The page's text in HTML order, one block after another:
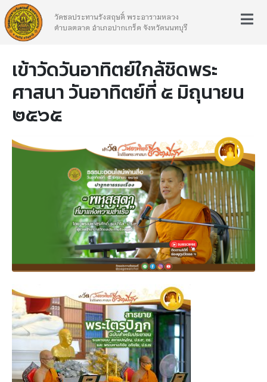
วัดชลประทานรังสฤษดิ์ พระอารามหลวง
ตำบลตลาด อำเภอปากเกร็ด จังหวัดนนทบุรี
เข้าวัดวันอาทิตย์ใกล้ชิดพระ
ศาสนา วันอาทิตย์ที่ ๕ มิถุนายน
๒๕๖๕